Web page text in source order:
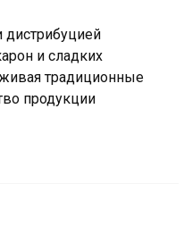
дистрибуцией
и сладких
традиционные
продукции